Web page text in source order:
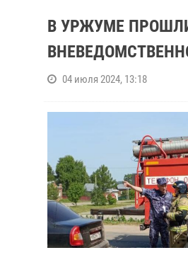
В УРЖУМЕ
04 июля 2024, 13:18